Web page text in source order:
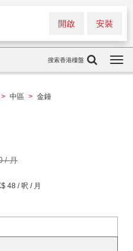
安裝
開啟
搜索香港樓盤
> 中區 > 金鐘
/ 月
48 / 呎 / 月